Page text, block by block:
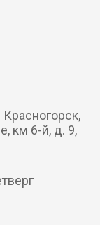
Красногорск,
км 6-й, д. 9,